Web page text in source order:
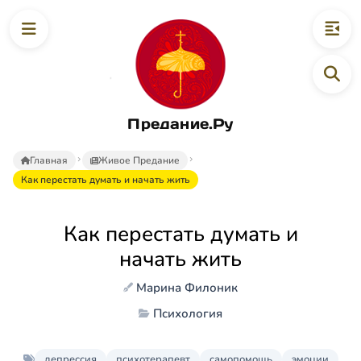
Предание.Ру
Главная
Живое Предание
Как перестать думать и начать жить
Как перестать думать и
начать жить
Марина Филоник
Психология